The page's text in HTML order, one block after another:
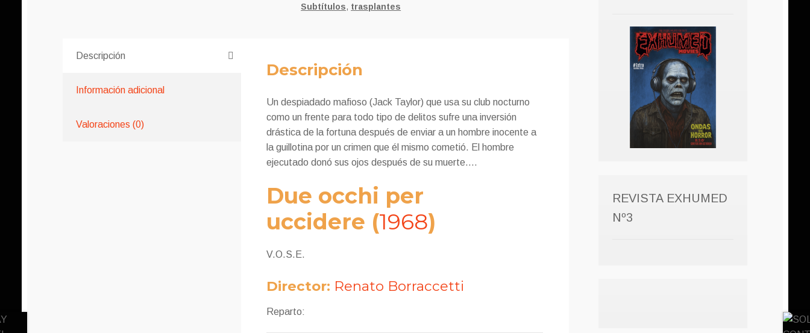
Subtítulos, trasplantes
Descripción
Información adicional
Valoraciones (0)
Descripción
Un despiadado mafioso (Jack Taylor) que usa su club nocturno
como un frente para todo tipo de delitos sufre una inversión
drástica de la fortuna después de enviar a un hombre inocente a
la guillotina por un crimen que él mismo cometió. El hombre
ejecutado donó sus ojos después de su muerte….
Due occhi per
uccidere (1968)
V.O.S.E.
Director: Renato Borraccetti
Reparto:
REVISTA EXHUMED
Nº3